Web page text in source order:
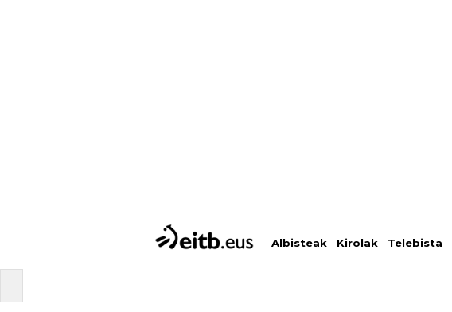
Albisteak Kirolak Telebista